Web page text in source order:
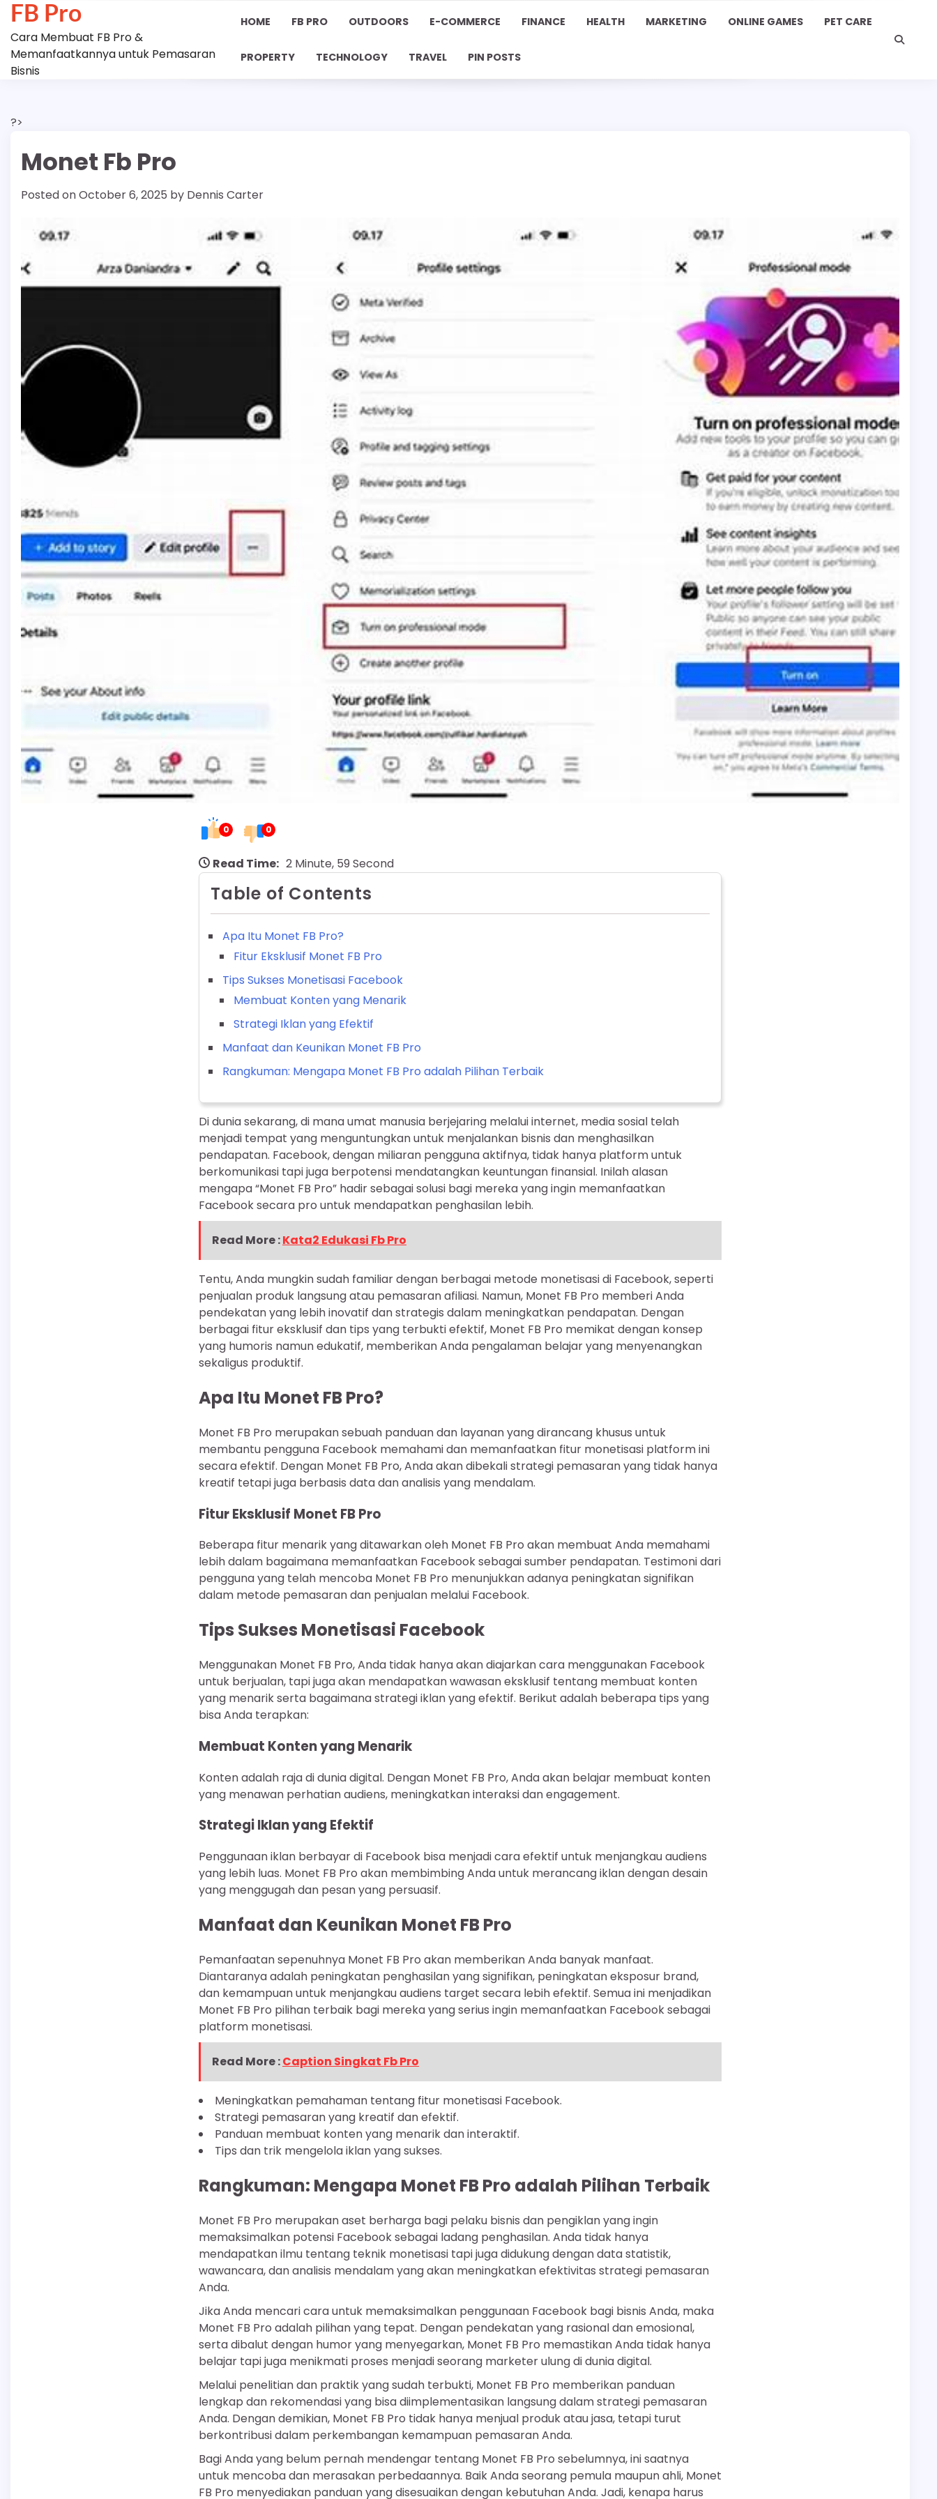
Skip
content
FB Pro
Cara Membuat FB Pro &
Memanfaatkannya untuk Pemasaran
Bisnis
HOME FB PRO OUTDOORS E-COMMERCE FINANCE HEALTH MARKETING ONLINE GAMES PET CARE
PROPERTY TECHNOLOGY TRAVEL PIN POSTS
?>
Monet Fb Pro
Posted onOctober 6, 2025 by Dennis Carter
0 0
Read Time: 2 Minute, 59 Second
Table of Contents
Apa Itu Monet FB Pro?
Fitur Eksklusif Monet FB Pro
Tips Sukses Monetisasi Facebook
Membuat Konten yang Menarik
Strategi Iklan yang Efektif
Manfaat dan Keunikan Monet FB Pro
Rangkuman: Mengapa Monet FB Pro adalah Pilihan Terbaik
Di dunia sekarang, di mana umat manusia berjejaring melalui internet, media sosial telah
menjadi tempat yang menguntungkan untuk menjalankan bisnis dan menghasilkan
pendapatan. Facebook, dengan miliaran pengguna aktifnya, tidak hanya platform untuk
berkomunikasi tapi juga berpotensi mendatangkan keuntungan finansial. Inilah alasan
mengapa “Monet FB Pro” hadir sebagai solusi bagi mereka yang ingin memanfaatkan
Facebook secara pro untuk mendapatkan penghasilan lebih.
Read More :Kata2 Edukasi Fb Pro
Tentu, Anda mungkin sudah familiar dengan berbagai metode monetisasi di Facebook, seperti
penjualan produk langsung atau pemasaran afiliasi. Namun, Monet FB Pro memberi Anda
pendekatan yang lebih inovatif dan strategis dalam meningkatkan pendapatan. Dengan
berbagai fitur eksklusif dan tips yang terbukti efektif, Monet FB Pro memikat dengan konsep
yang humoris namun edukatif, memberikan Anda pengalaman belajar yang menyenangkan
sekaligus produktif.
Apa Itu Monet FB Pro?
Monet FB Pro merupakan sebuah panduan dan layanan yang dirancang khusus untuk
membantu pengguna Facebook memahami dan memanfaatkan fitur monetisasi platform ini
secara efektif. Dengan Monet FB Pro, Anda akan dibekali strategi pemasaran yang tidak hanya
kreatif tetapi juga berbasis data dan analisis yang mendalam.
Fitur Eksklusif Monet FB Pro
Beberapa fitur menarik yang ditawarkan oleh Monet FB Pro akan membuat Anda memahami
lebih dalam bagaimana memanfaatkan Facebook sebagai sumber pendapatan. Testimoni dari
pengguna yang telah mencoba Monet FB Pro menunjukkan adanya peningkatan signifikan
dalam metode pemasaran dan penjualan melalui Facebook.
Tips Sukses Monetisasi Facebook
Menggunakan Monet FB Pro, Anda tidak hanya akan diajarkan cara menggunakan Facebook
untuk berjualan, tapi juga akan mendapatkan wawasan eksklusif tentang membuat konten
yang menarik serta bagaimana strategi iklan yang efektif. Berikut adalah beberapa tips yang
bisa Anda terapkan:
Membuat Konten yang Menarik
Konten adalah raja di dunia digital. Dengan Monet FB Pro, Anda akan belajar membuat konten
yang menawan perhatian audiens, meningkatkan interaksi dan engagement.
Strategi Iklan yang Efektif
Penggunaan iklan berbayar di Facebook bisa menjadi cara efektif untuk menjangkau audiens
yang lebih luas. Monet FB Pro akan membimbing Anda untuk merancang iklan dengan desain
yang menggugah dan pesan yang persuasif.
Manfaat dan Keunikan Monet FB Pro
Pemanfaatan sepenuhnya Monet FB Pro akan memberikan Anda banyak manfaat.
Diantaranya adalah peningkatan penghasilan yang signifikan, peningkatan eksposur brand,
dan kemampuan untuk menjangkau audiens target secara lebih efektif. Semua ini menjadikan
Monet FB Pro pilihan terbaik bagi mereka yang serius ingin memanfaatkan Facebook sebagai
platform monetisasi.
Read More :Caption Singkat Fb Pro
Meningkatkan pemahaman tentang fitur monetisasi Facebook.
Strategi pemasaran yang kreatif dan efektif.
Panduan membuat konten yang menarik dan interaktif.
Tips dan trik mengelola iklan yang sukses.
Rangkuman: Mengapa Monet FB Pro adalah Pilihan Terbaik
Monet FB Pro merupakan aset berharga bagi pelaku bisnis dan pengiklan yang ingin
memaksimalkan potensi Facebook sebagai ladang penghasilan. Anda tidak hanya
mendapatkan ilmu tentang teknik monetisasi tapi juga didukung dengan data statistik,
wawancara, dan analisis mendalam yang akan meningkatkan efektivitas strategi pemasaran
Anda.
Jika Anda mencari cara untuk memaksimalkan penggunaan Facebook bagi bisnis Anda, maka
Monet FB Pro adalah pilihan yang tepat. Dengan pendekatan yang rasional dan emosional,
serta dibalut dengan humor yang menyegarkan, Monet FB Pro memastikan Anda tidak hanya
belajar tapi juga menikmati proses menjadi seorang marketer ulung di dunia digital.
Melalui penelitian dan praktik yang sudah terbukti, Monet FB Pro memberikan panduan
lengkap dan rekomendasi yang bisa diimplementasikan langsung dalam strategi pemasaran
Anda. Dengan demikian, Monet FB Pro tidak hanya menjual produk atau jasa, tetapi turut
berkontribusi dalam perkembangan kemampuan pemasaran Anda.
Bagi Anda yang belum pernah mendengar tentang Monet FB Pro sebelumnya, ini saatnya
untuk mencoba dan merasakan perbedaannya. Baik Anda seorang pemula maupun ahli, Monet
FB Pro menyediakan panduan yang disesuaikan dengan kebutuhan Anda. Jadi, kenapa harus